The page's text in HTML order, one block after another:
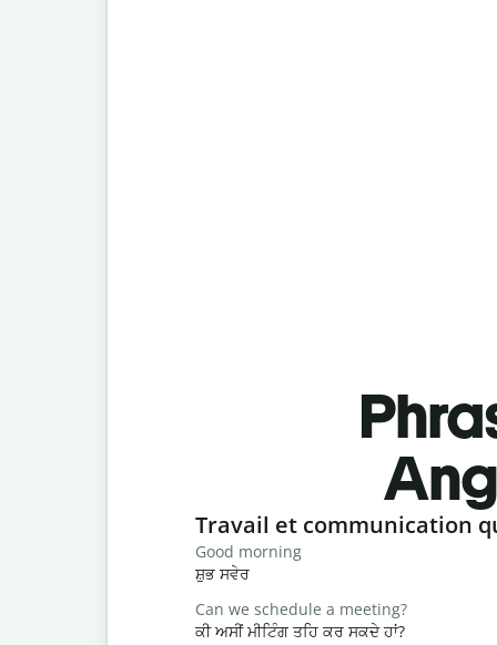
Slide 1 of 6
Travail et communication
Good morning
ਸ਼ੁਭ ਸਵੇਰ
Can we schedule a meeting?
ਕੀ ਅਸੀਂ ਮੀਟਿੰਗ ਤਹਿ ਕਰ ਸਕਦੇ ਹਾਂ?